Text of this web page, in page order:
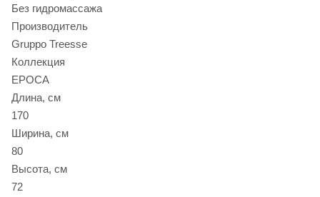
Без гидромассажа
Производитель
Gruppo Treesse
Коллекция
EPOCA
Длина, см
170
Ширина, см
80
Высота, см
72